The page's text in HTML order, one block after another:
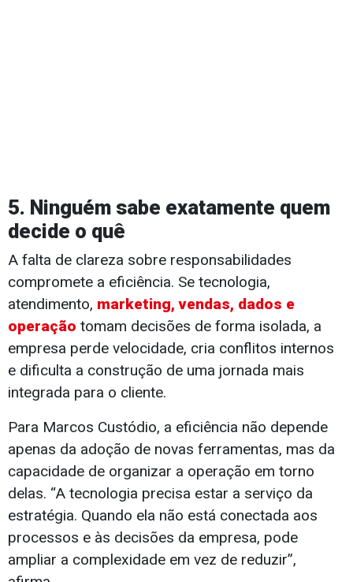
5. Ninguém sabe exatamente quem
decide o quê
A falta de clareza sobre responsabilidades
compromete a eficiência. Se tecnologia,
atendimento, marketing, vendas, dados e
operação tomam decisões de forma isolada, a
empresa perde velocidade, cria conflitos internos
e dificulta a construção de uma jornada mais
integrada para o cliente.
Para Marcos Custódio, a eficiência não depende
apenas da adoção de novas ferramentas, mas da
capacidade de organizar a operação em torno
delas. “A tecnologia precisa estar a serviço da
estratégia. Quando ela não está conectada aos
processos e às decisões da empresa, pode
ampliar a complexidade em vez de reduzir”,